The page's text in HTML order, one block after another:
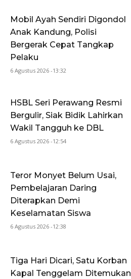
Mobil Ayah Sendiri Digondol
Anak Kandung, Polisi
Bergerak Cepat Tangkap
Pelaku
6 Agustus 2026 -13:32
HSBL Seri Perawang Resmi
Bergulir, Siak Bidik Lahirkan
Wakil Tangguh ke DBL
6 Agustus 2026 -12:54
Teror Monyet Belum Usai,
Pembelajaran Daring
Diterapkan Demi
Keselamatan Siswa
6 Agustus 2026 -12:38
Tiga Hari Dicari, Satu Korban
Kapal Tenggelam Ditemukan